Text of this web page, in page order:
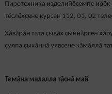
Пиротехника изделийӗсемпе ирӗк
тӗслӗхсене курсан 112, 01, 02
Хӑвӑрăн тата ҫывӑх ҫыннӑрсен
ҫулпа çыхăннă уявсене кăмăллă
Темăна малалла тăснă май